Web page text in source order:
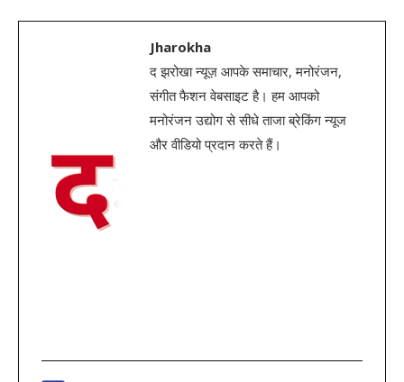
Jharokha
द झरोखा न्यूज़ आपके समाचार, मनोरंजन,
संगीत फैशन वेबसाइट है। हम आपको
मनोरंजन उद्योग से सीधे ताजा ब्रेकिंग न्यूज
और वीडियो प्रदान करते हैं।